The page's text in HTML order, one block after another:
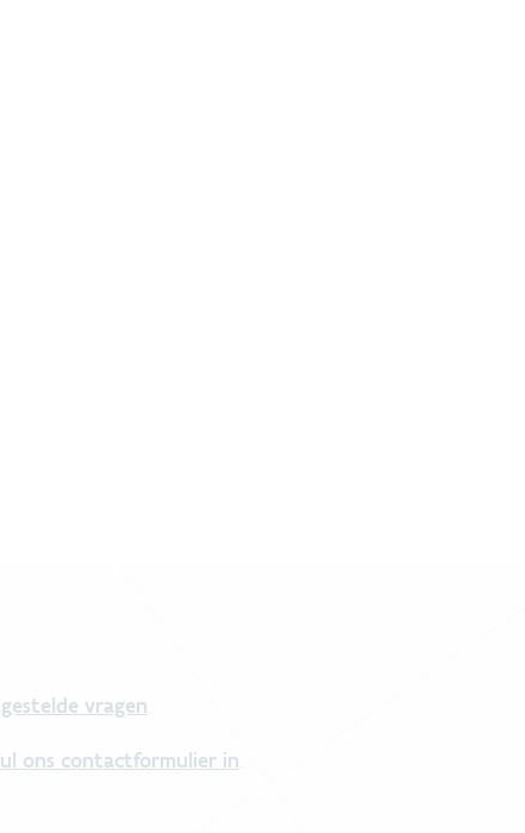
vragen
ons contactformulier in